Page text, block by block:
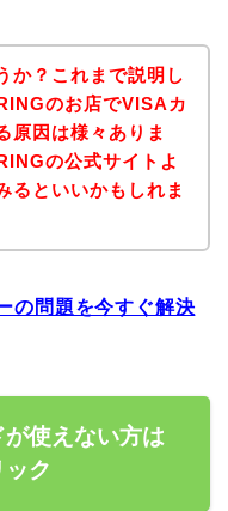
か？これまで説明し
のお店でVISAカ
原因は様々ありま
の公式サイトよ
るといいかもしれま
の問題を今すぐ解決
使えない方は
ク